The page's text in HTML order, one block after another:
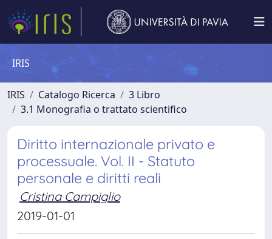
IRIS
IRIS Catalogo Ricerca
3 Libro
3.1 Monografia o trattato scientifico
Diritto internazionale privato e
processuale. Vol. II - Statuto
personale e diritti reali
Cristina Campiglio
2019-01-01